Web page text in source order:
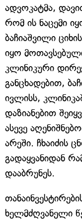
ადვოკატმა,
რომ ის ნაცემი
ბაჩიაშვილი
იყო
კლინიკური
განცხადებით,
ივლისს,
დაზიანებით
ასევე
არეში. ჩხაიძის
გადაყვანიდან
დააბრუნეს.
ხელმძღვანელი